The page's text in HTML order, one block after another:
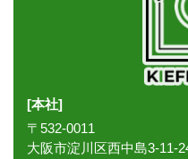
[本社]
〒532-0011
大阪市淀川区西中島3-11-